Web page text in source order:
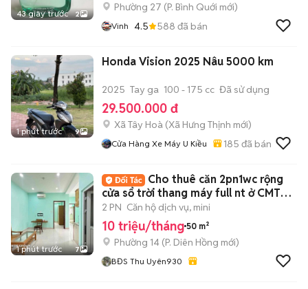
43 giây trước 2
Phường 27 (P. Bình Quới mới)
Vinh 4.5 588 đã bán
1 phút trước 9
Honda Vision 2025 Nâu 5000 km
2025 Tay ga 100 - 175 cc Đã sử dụng
29.500.000 đ
Xã Tây Hoà (Xã Hưng Thịnh mới)
Cửa Hàng Xe Máy U Kiều 185 đã bán
1 phút trước 7
Cho thuê căn 2pn1wc rộng
cửa sổ trời thang máy full nt ở CMT8
Quận 10
2 PN Căn hộ dịch vụ, mini
10 triệu/tháng 50 m²
Phường 14 (P. Diên Hồng mới)
BĐS Thu Uyên930